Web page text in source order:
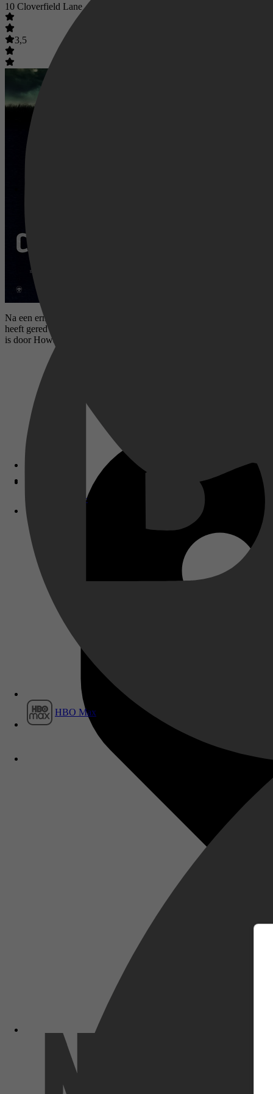
Disney+
HBO Max
10 Cloverfield Lane
3,5
Na een ernstig auto-ongeluk wordt een jonge vrouw wakker in een
heeft gered en dat er een verschrikkelijke aanval heeft
is door Howard en zijn beweringen dus beaamt.